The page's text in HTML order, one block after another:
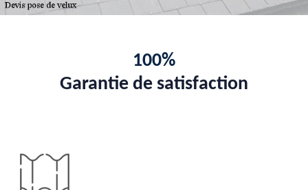
100%
Garantie de satisfaction